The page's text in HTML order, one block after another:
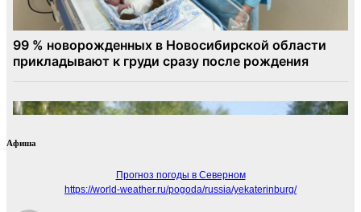
Афиша
Прогноз погоды в Северном
https://world-weather.ru/pogoda/russia/yekaterinburg/